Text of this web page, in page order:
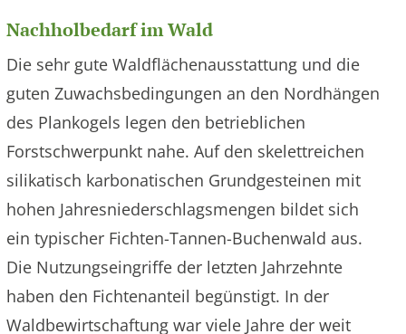
Nachholbedarf im Wald
Die sehr gute Waldflächenausstattung und die
guten Zuwachsbedingungen an den Nordhängen
des Plankogels legen den betrieblichen
Forstschwerpunkt nahe. Auf den skelettreichen
silikatisch karbonatischen Grundgesteinen mit
hohen Jahresniederschlagsmengen bildet sich
ein typischer Fichten-Tannen-Buchenwald aus.
Die Nutzungseingriffe der letzten Jahrzehnte
haben den Fichtenanteil begünstigt. In der
Waldbewirtschaftung war viele Jahre der weit